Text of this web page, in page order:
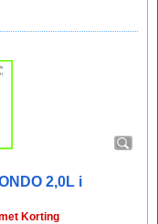
2,0L i
Korting